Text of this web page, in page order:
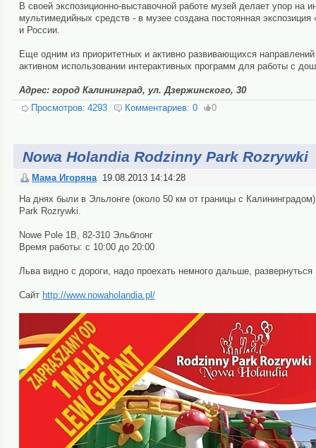
В своей экспозиционно-выставочной работе музей делает упор на
мультимедийных средств - в музее создана постоянная
и России.
Еще одним из приоритетных и активно развивающихся
активном использовании интерактивных программ для работы с
Адрес: город Калининград, ул. Дзержинского, 30
Просмотров: 4293 Комментариев: 0 0
Nowa Holandia Rodzinny Park Rozrywki
Мама Игоряна 19.08.2013 14:14:28
На днях были в Эльлонге (около 50 км от границы с
Park Rozrywki.
Nowe Pole 1B, 82-310 Эльблонг
Время работы: с 10:00 до 20:00
Льва видно с дороги, надо проехать немного дальше,
Сайт http://www.nowaholandia.pl/